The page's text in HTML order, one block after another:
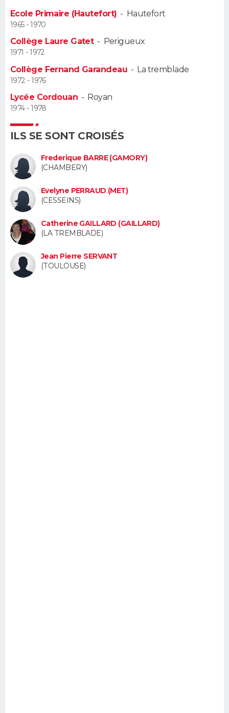
Alimentation
Guide de la santé
Maladies
Médicaments
Sommeil
VOYAGE
Destinations
City break
Voyage nature
Voyage de noces
Forum
Climat
+
PHOTO
GUIDES D'ACHAT
BONS PLANS
Carte de Noël
Carte Bonne année
Carte Saint-Valentin
Carte Pâques
Carte d'anniversaire
Dictionnaire
Biographies
Citations
Expressions
Proverbes
PROGRAMME TV
COPAINS D'AVANT
S'inscrire
Se connecter
Lycées
Collèges
Primaires
Universités
Entreprises
Service militaire
Avis de recherche
AVIS DE DÉCÈS
FORUM
Bricolage
Lifestyle
Culture
Sport
Auto
Television
Voyage
Cinema
Ecole Primaire (Hautefort) - Hautefort
1965 - 1970
Collège Laure Gatet- Perigueux
1971 - 1972
Collège Fernand Garandeau - La tremblade
1972 - 1976
Lycée Cordouan - Royan
1974 - 1978
ILS SE SONT CROISÉS
Frederique BARRE (GAMORY)
(CHAMBERY)
Evelyne PERRAUD (MET)
(CESSEINS)
Catherine GAILLARD (GAILLARD)
(LA TREMBLADE)
Jean Pierre SERVANT
(TOULOUSE)